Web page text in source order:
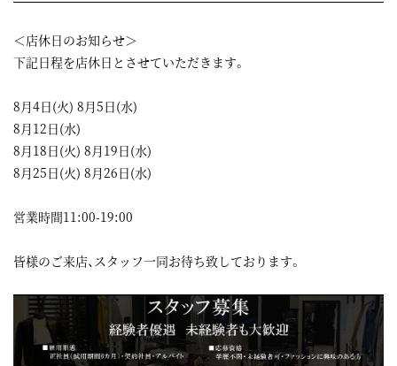
＜店休日のお知らせ＞
下記日程を店休日とさせていただきます。
8月4日(火) 8月5日(水)
8月12日(水)
8月18日(火) 8月19日(水)
8月25日(火) 8月26日(水)
営業時間11:00-19:00
皆様のご来店、スタッフ一同お待ち致しております。